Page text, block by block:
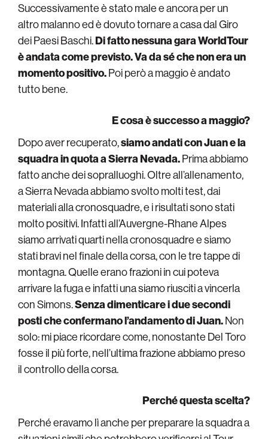
Successivamente è stato male e ancora per un
altro malanno ed è dovuto tornare a casa dal Giro
dei Paesi Baschi.Di fatto nessuna gara WorldTour
è andata come previsto. Va da sé che non era un
momento positivo.Poi però a maggio è andato
tutto bene.
E cosa è successo a maggio?
Dopo aver recuperato,siamo andati con Juan e la
squadra in quota a Sierra Nevada.Prima abbiamo
fatto anche dei sopralluoghi. Oltre all’allenamento,
a Sierra Nevada abbiamo svolto molti test, dai
materiali alla cronosquadre, e i risultati sono stati
molto positivi. Infatti all’Auvergne-Rhane Alpes
siamo arrivati quarti nella cronosquadre e siamo
stati bravi nel finale della corsa, con le tre tappe di
montagna. Quelle erano frazioni in cui poteva
arrivare la fuga e infatti una siamo riusciti a vincerla
con Simons.Senza dimenticare i due secondi
posti che confermano l’andamento di Juan.Non
solo: mi piace ricordare come, nonostante Del Toro
fosse il più forte, nell’ultima frazione abbiamo preso
il controllo della corsa.
Perché questa scelta?
Perché eravamo lì anche per preparare la squadra a